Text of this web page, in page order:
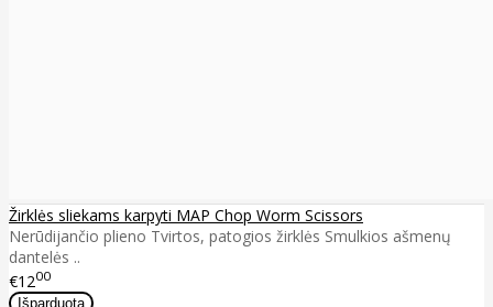
Žirklės sliekams karpyti MAP Chop Worm Scissors
Nerūdijančio plieno Tvirtos, patogios žirklės Smulkios ašmenų
dantelės ..
€1200